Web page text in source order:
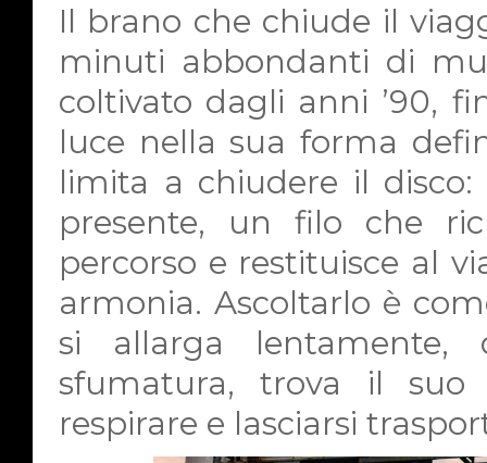
Il brano che chiude il
minuti abbondanti di
coltivato dagli anni ’90,
luce nella sua forma
limita a chiudere il
presente, un filo che
percorso e restituisce al
armonia. Ascoltarlo è
si allarga lentamente,
sfumatura, trova il
respirare e lasciarsi